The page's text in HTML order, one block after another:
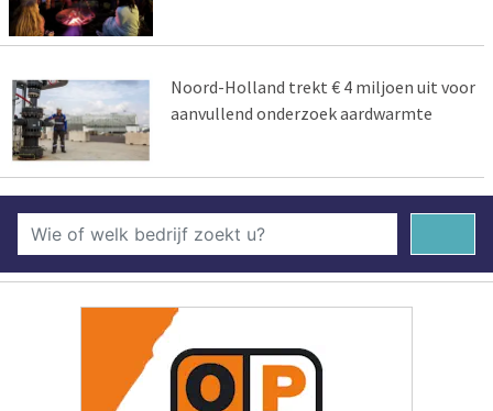
Noord-Holland trekt € 4 miljoen uit voor
aanvullend onderzoek aardwarmte